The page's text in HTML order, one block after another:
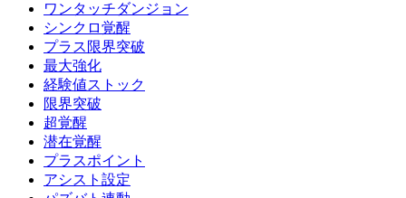
ワンタッチダンジョン
シンクロ覚醒
プラス限界突破
最大強化
経験値ストック
限界突破
超覚醒
潜在覚醒
プラスポイント
アシスト設定